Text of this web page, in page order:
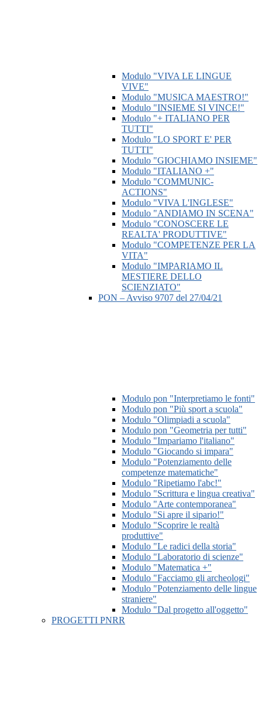
Modulo "VIVA LE LINGUE
VIVE"
Modulo "MUSICA MAESTRO!"
Modulo "INSIEME SI VINCE!"
Modulo "+ ITALIANO PER
TUTTI"
Modulo "LO SPORT E' PER
TUTTI"
Modulo "GIOCHIAMO INSIEME"
Modulo "ITALIANO +"
Modulo "COMMUNIC-
ACTIONS"
Modulo "VIVA L'INGLESE"
Modulo "ANDIAMO IN SCENA"
Modulo "CONOSCERE LE
REALTA' PRODUTTIVE"
Modulo "COMPETENZE PER LA
VITA"
Modulo "IMPARIAMO IL
MESTIERE DELLO
SCIENZIATO"
PON – Avviso 9707 del 27/04/21
Modulo pon "Interpretiamo le fonti"
Modulo pon "Più sport a scuola"
Modulo "Olimpiadi a scuola"
Modulo pon "Geometria per tutti"
Modulo "Impariamo l'italiano"
Modulo "Giocando si impara"
Modulo "Potenziamento delle
competenze matematiche"
Modulo "Ripetiamo l'abc!"
Modulo "Scrittura e lingua creativa"
Modulo "Arte contemporanea"
Modulo "Si apre il sipario!"
Modulo "Scoprire le realtà
produttive"
Modulo "Le radici della storia"
Modulo "Laboratorio di scienze"
Modulo "Matematica +"
Modulo "Facciamo gli archeologi"
Modulo "Potenziamento delle lingue
straniere"
Modulo "Dal progetto all'oggetto"
PROGETTI PNRR